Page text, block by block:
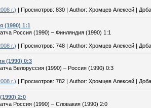
г.) | Просмотров: 830 | Author: Хромцев Алексей |
(1990) 1:1
Россия (1990) – Финляндия (1990) 1:1
г.) | Просмотров: 748 | Author: Хромцев Алексей |
(1990) 0:3
Белоруссия (1990) – Россия (1990) 0:3
г.) Просмотров: 782 Author: Хромцев Алексей
2:0
Россия (1990) – Словакия (1990) 2:0